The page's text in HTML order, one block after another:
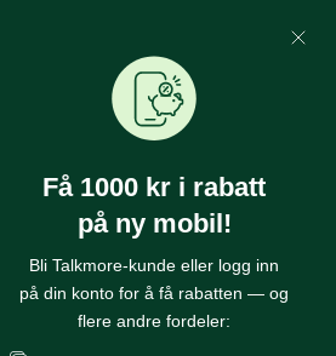
Mine Sider
Mobiltelefoner InternettSikkerhet
Få 1000 kr i rabatt
på ny mobil!
Bli Talkmore-kunde eller logg inn
på din konto for å få rabatten — og
flere andre fordeler: